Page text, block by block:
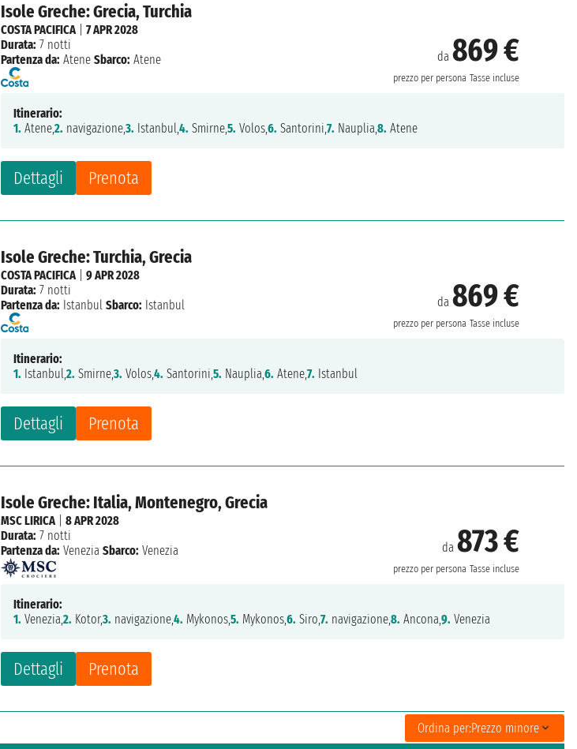
Isole Greche: Grecia, Turchia
da869 €
prezzo per persona Tasse incluse
Dettagli Prenota
COSTA PACIFICA|7 APR 2028
Durata: 7 notti
Partenza da: Atene Sbarco: Atene
Itinerario:
1. Atene,2. navigazione,3. Istanbul,4. Smirne,5. Volos,6. Santorini,7. Nauplia,8. Atene
Isole Greche: Turchia, Grecia
da869 €
prezzo per persona Tasse incluse
Dettagli Prenota
COSTA PACIFICA|9 APR 2028
Durata: 7 notti
Partenza da: Istanbul Sbarco: Istanbul
Itinerario:
1. Istanbul,2. Smirne,3. Volos,4. Santorini,5. Nauplia,6. Atene,7. Istanbul
Isole Greche: Italia, Montenegro, Grecia
da873 €
prezzo per persona Tasse incluse
Dettagli Prenota
MSC LIRICA|8 APR 2028
Durata: 7 notti
Partenza da: Venezia Sbarco: Venezia
Itinerario:
1. Venezia,2. Kotor,3. navigazione,4. Mykonos,5. Mykonos,6. Siro,7. navigazione,8. Ancona,9. Venezia
Ordina per:Prezzo minore